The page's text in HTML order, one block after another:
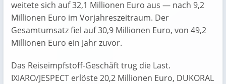
weitete sich auf 32,1 Millionen Euro aus — nach 9,2
Millionen Euro im Vorjahreszeitraum. Der
Gesamtumsatz fiel auf 30,9 Millionen Euro, von 49,2
Millionen Euro ein Jahr zuvor.
Das Reiseimpfstoff-Geschäft trug die Last.
IXIARO/JESPECT erlöste 20,2 Millionen Euro, DUKORAL